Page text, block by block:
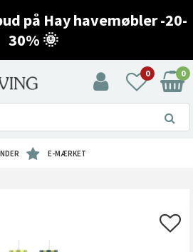
på Hay havemøbler -20-
30% 🌞
0 0
E-MÆRKET